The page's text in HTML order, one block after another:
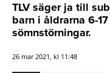
TLV säger ja till
barn i åldrarna 6-
sömnstörningar.
26 mar 2021, kl 11:48